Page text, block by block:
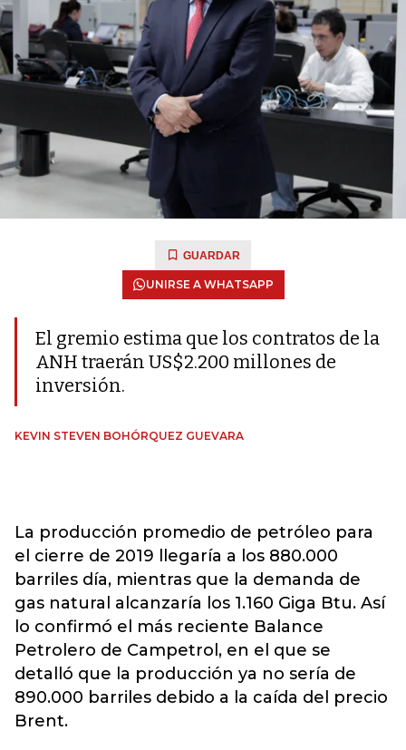
GUARDAR
UNIRSE A WHATSAPP
El gremio estima que los contratos de la
ANH traerán US$2.200 millones de
inversión.
KEVIN STEVEN BOHÓRQUEZ GUEVARA
La producción promedio de petróleo para
el cierre de 2019 llegaría a los 880.000
barriles día, mientras que la demanda de
gas natural alcanzaría los 1.160 Giga Btu. Así
lo confirmó el más reciente Balance
Petrolero de Campetrol, en el que se
detalló que la producción ya no sería de
890.000 barriles debido a la caída del precio
Brent.